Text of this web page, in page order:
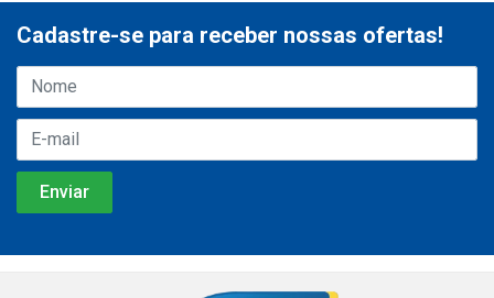
Cadastre-se para receber nossas ofertas!